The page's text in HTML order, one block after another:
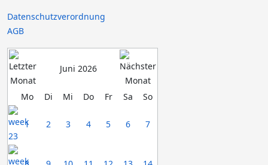
Datenschutzverordnung
AGB
Juni 2026
Mo Di Mi Do Fr Sa So
1 2 3 4 5 6 7